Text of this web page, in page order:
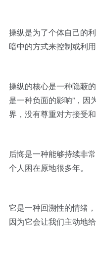
操纵是为了个体自己的
暗中的方式来控制或利用
操纵的核心是一种隐蔽
是一种负面的影响”，因
界，没有尊重对方接受和
后悔是一种能够持续非
个人困在原地很多年。
它是一种回溯性的情绪
因为它会让我们主动地